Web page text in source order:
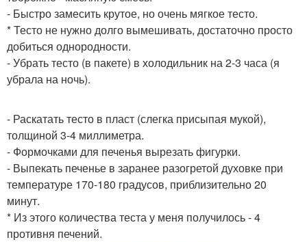
- Быстро замесить крутое, но очень мягкое тесто.
* Тесто не нужно долго вымешивать, достаточно просто
добиться однородности.
- Убрать тесто (в пакете) в холодильник на 2-3 часа (я
убрала на ночь).
- Раскатать тесто в пласт (слегка присыпая мукой),
толщиной 3-4 миллиметра.
- Формочками для печенья вырезать фигурки.
- Выпекать печенье в заранее разогретой духовке при
температуре 170-180 градусов, приблизительно 20
минут.
* Из этого количества теста у меня получилось - 4
противня печений.